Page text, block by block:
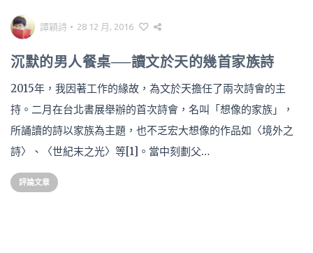
譚穎詩 • 28 12 月, 2016
沉默的男人餐桌──讀文於天的幾首家族詩
2015年，我因著工作的緣故，為文於天擔任了兩次詩會的主
持。二月在台北書展舉辦的首次詩會，名叫「想像的家族」，
所誦讀的詩以家族為主題，也不乏宏大想像的作品如〈境外之
詩〉、〈世紀末之光〉等[1]。當中刻劃父…
評論文章